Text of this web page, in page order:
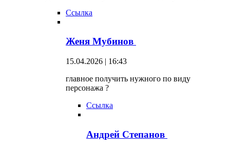
Ссылка
Женя Мубинов
15.04.2026 | 16:43
главное получить нужного по виду
персонажа ?
Ссылка
Андрей Степанов